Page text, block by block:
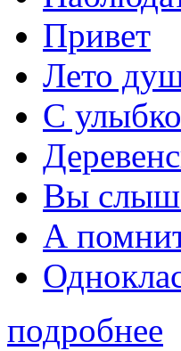
Привет
Лето
С
Вы
А
подробнее